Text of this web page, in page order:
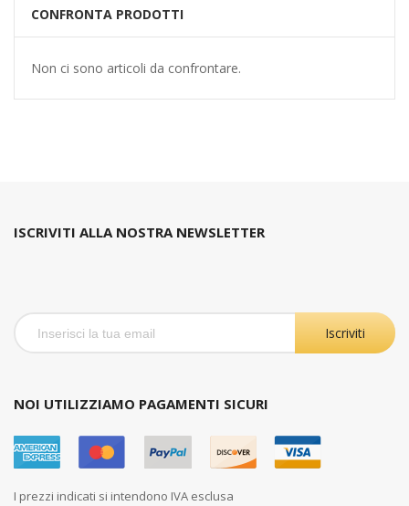
CONFRONTA PRODOTTI
Non ci sono articoli da confrontare.
ISCRIVITI ALLA NOSTRA NEWSLETTER
Iscriviti
NOI UTILIZZIAMO PAGAMENTI SICURI
I prezzi indicati si intendono IVA esclusa